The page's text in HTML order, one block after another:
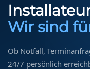
Wir sind
Ob Notfall,
24/7 persönlich